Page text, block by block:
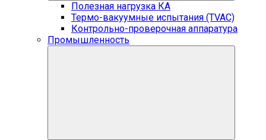
Полезная нагрузка КА
Термо-вакуумные испытания (TVAC)
Контрольно-проверочная аппаратура
Промышленность